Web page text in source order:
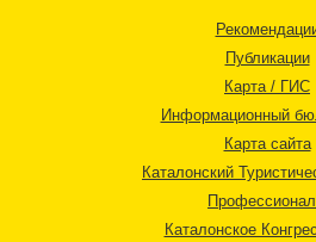
Публикации
Карта / ГИС
Информационный
Карта сайта
Каталонский
Каталонское